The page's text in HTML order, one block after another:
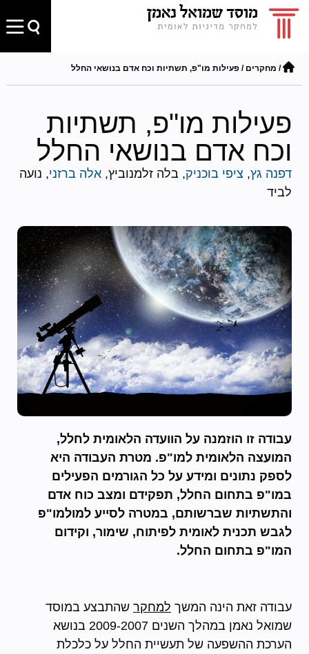
/ מחקרים / פעילות מו"פ, תשתיות וכח אדם בנושאי החלל
פעילות מו"פ, תשתיות
וכח אדם בנושאי החלל
דפנה גץ, ציפי בוכניק, בלה זלמנוביץ, אלה ברזני, נועה
לביד
עבודה זו הוזמנה על הוועדה הלאומית לחלל,
המועצה הלאומית למו"פ. מטרת העבודה היא
לספק נתונים ומידע על כל הגורמים הפעילים
במו"פ בתחום החלל, תפקידם ומצב כוח אדם
והתשתיות שברשותם, במטרה לסייע למולמו"פ
לגבש תכנית לאומית לפיתוח, שימור, וקידום
המו"פ בתחום החלל.
עבודה זאת הינה המשך למחקר שהתבצע במוסד
שמואל נאמן במהלך השנים 2009-2007 בנושא
הערכת ההשפעה של תעשיית החלל על כלכלת